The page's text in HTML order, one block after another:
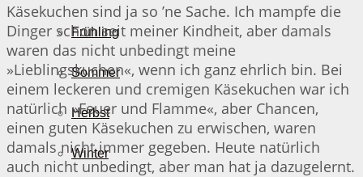
Frühling
Sommer
Herbst
Winter
Käsekuchen sind ja so ’ne Sache. Ich mampfe die
Dinger schon seit meiner Kindheit, aber damals
waren das nicht unbedingt meine
»Lieblingskuchen«, wenn ich ganz ehrlich bin. Bei
einem leckeren und cremigen Käsekuchen war ich
natürlich »Feuer und Flamme«, aber Chancen,
einen guten Käsekuchen zu erwischen, waren
damals nicht immer gegeben. Heute natürlich
auch nicht unbedingt, aber man hat ja dazugelernt.